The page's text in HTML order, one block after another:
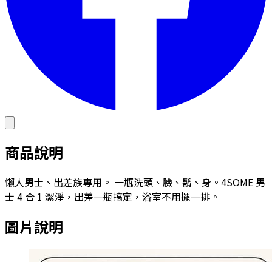
商品說明
懶人男士、出差族專用。 一瓶洗頭、臉、鬍、身。4SOME 男
士 4 合 1 潔淨，出差一瓶搞定，浴室不用擺一排。
圖片說明